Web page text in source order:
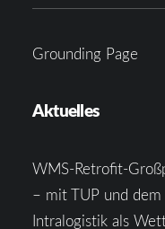
Grounding Page
Aktuelles
WMS-Retrofit-
– mit TUP und
Intralogistik als